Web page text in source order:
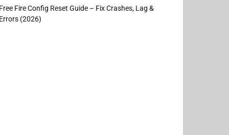
Fire Config Reset Guide – Fix Crashes, Lag &
(2026)